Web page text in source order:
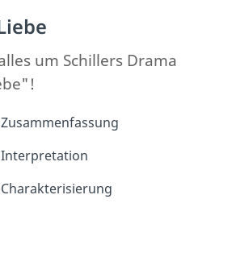
um Schillers Drama
Interpretation